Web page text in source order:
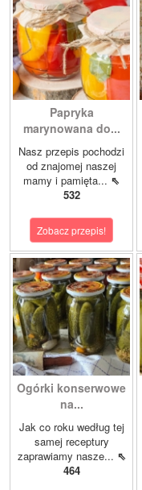
Papryka
marynowana do...
Nasz przepis pochodzi
od znajomej naszej
mamy i pamięta... ⇖
532
Zobacz przepis!
Ogórki konserwowe
na...
Jak co roku według tej
samej receptury
zaprawiamy nasze... ⇖
464